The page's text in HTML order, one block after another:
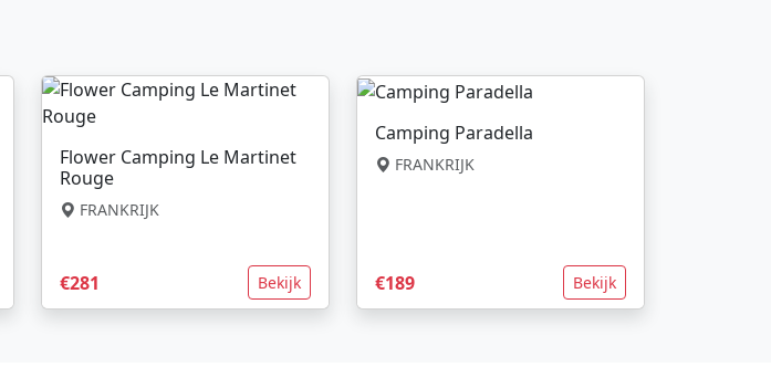
Flower Camping Le Martinet
Rouge
FRANKRIJK
€281 Bekijk
Camping Paradella
FRANKRIJK
€189 Bekijk